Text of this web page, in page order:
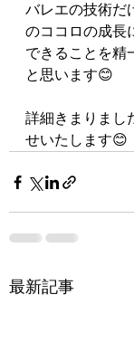
バレエの技術だ
のココロの成長
できることを精
と思います😊
詳細きまりまし
せいたします😊
最新記事